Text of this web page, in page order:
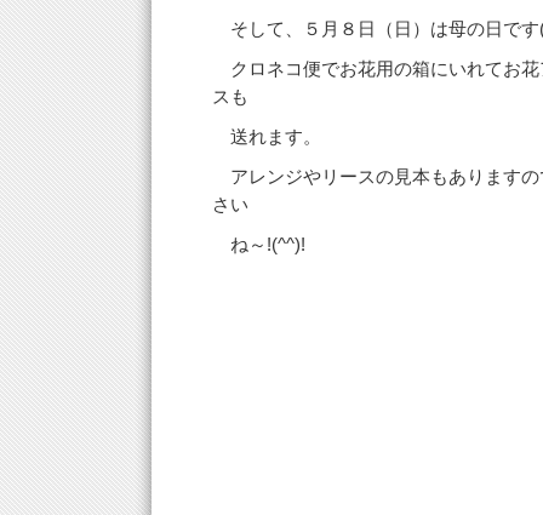
そして、５月８日（日）は母の日です
クロネコ便でお花用の箱にいれてお
スも
送れます。
アレンジやリースの見本もあります
さい
ね～!(^^)!